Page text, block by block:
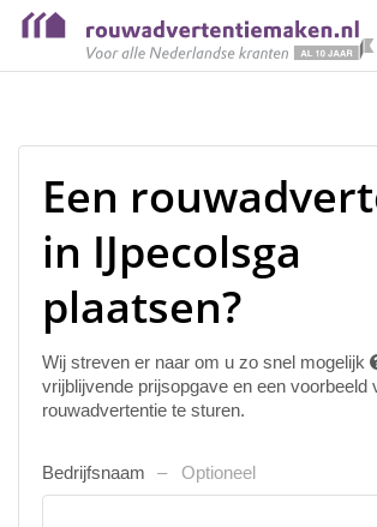
Een
in IJpecolsga
plaatsen?
Wij streven er naar om u zo snel mogelijk
vrijblijvende prijsopgave en een voorbeeld
rouwadvertentie te sturen.
Bedrijfsnaam Optioneel